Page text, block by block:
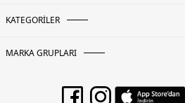
KATEGORİLER
MARKA GRUPLARI